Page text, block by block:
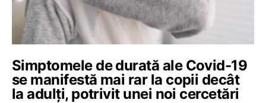
Simptomele de durată ale Covid-19
se manifestă mai rar la copii decât
la adulți, potrivit unei noi cercetări